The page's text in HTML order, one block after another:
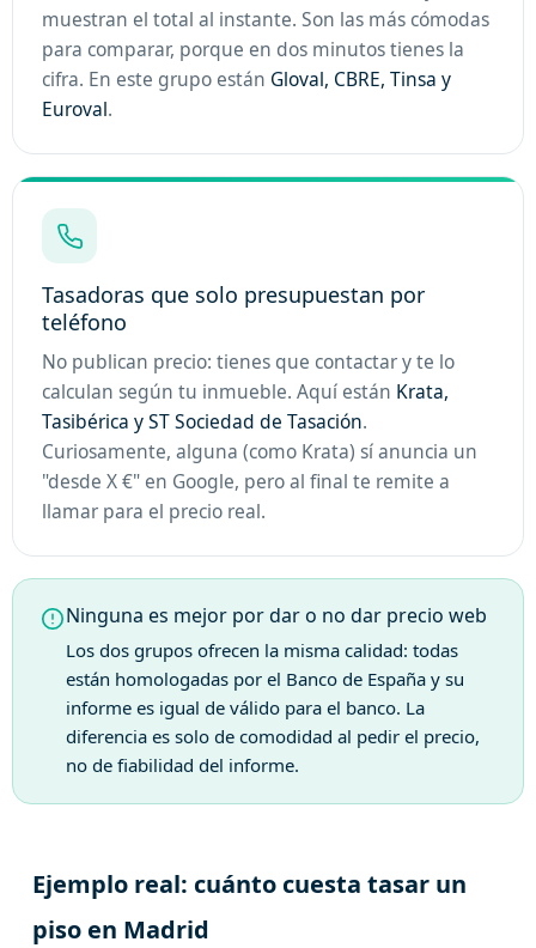
muestran el total al instante. Son las más cómodas
para comparar, porque en dos minutos tienes la
cifra. En este grupo están Gloval, CBRE, Tinsa y
Euroval.
Tasadoras que solo presupuestan por
teléfono
No publican precio: tienes que contactar y te lo
calculan según tu inmueble. Aquí están Krata,
Tasibérica y ST Sociedad de Tasación.
Curiosamente, alguna (como Krata) sí anuncia un
"desde X €" en Google, pero al final te remite a
llamar para el precio real.
Ninguna es mejor por dar o no dar precio web
Los dos grupos ofrecen la misma calidad: todas
están homologadas por el Banco de España y su
informe es igual de válido para el banco. La
diferencia es solo de comodidad al pedir el precio,
no de fiabilidad del informe.
Ejemplo real: cuánto cuesta tasar un
piso en Madrid